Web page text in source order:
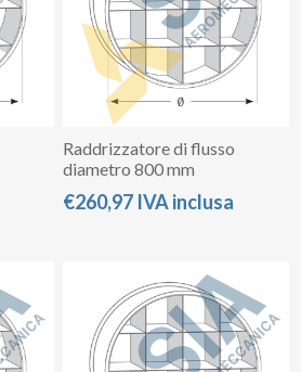
Raddrizzatore di flusso
diametro 800 mm
€260,97 IVA inclusa